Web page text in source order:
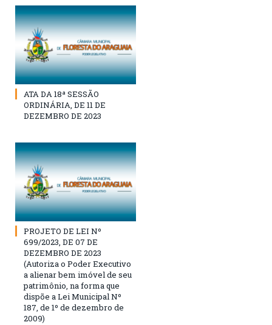
ATA DA 18ª SESSÃO
ORDINÁRIA, DE 11 DE
DEZEMBRO DE 2023
PROJETO DE LEI Nº
699/2023, DE 07 DE
DEZEMBRO DE 2023
(Autoriza o Poder Executivo
a alienar bem imóvel de seu
patrimônio, na forma que
dispõe a Lei Municipal Nº
187, de 1º de dezembro de
2009)